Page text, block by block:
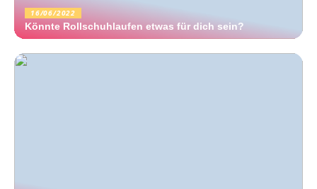
16/06/2022
Könnte Rollschuhlaufen etwas für dich sein?